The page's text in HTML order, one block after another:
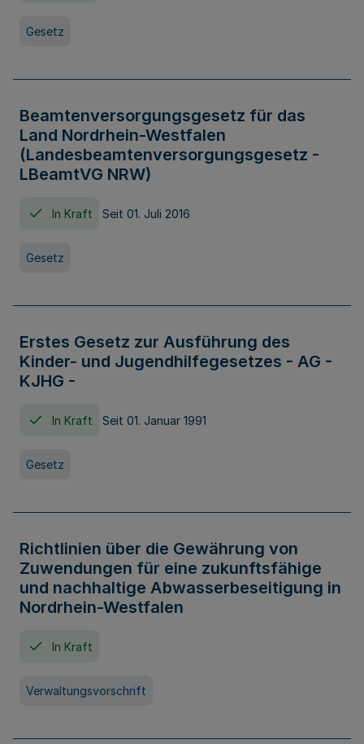
Gesetz
Beamtenversorgungsgesetz für das
Land Nordrhein-Westfalen
(Landesbeamtenversorgungsgesetz -
LBeamtVG NRW)
In Kraft Seit 01. Juli 2016
Gesetz
Erstes Gesetz zur Ausführung des
Kinder- und Jugendhilfegesetzes - AG -
KJHG -
In Kraft Seit 01. Januar 1991
Gesetz
Richtlinien über die Gewährung von
Zuwendungen für eine zukunftsfähige
und nachhaltige Abwasserbeseitigung in
Nordrhein-Westfalen
In Kraft
Verwaltungsvorschrift